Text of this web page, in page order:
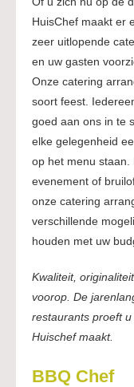
HuisChef maakt er
zeer uitlopende
en uw gasten
Onze catering
soort feest.
goed aan ons in te
elke gelegenheid
op het menu staan.
evenement of
onze catering
verschillende
houden met uw
Kwaliteit,
voorop. De
restaurants proeft
Huischef maakt.
BBQ Chef